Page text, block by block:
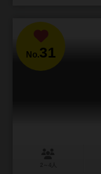
No.31